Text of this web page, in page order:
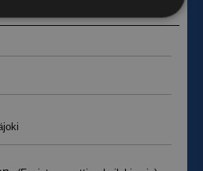
Suorituskyvylliset
Toiminnalliset